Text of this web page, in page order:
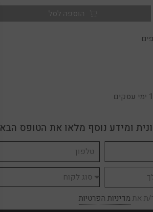
הוספה לסל
ומידע נוסף מלאו את הטופס הבא
ת את מדיניות הפרטיות